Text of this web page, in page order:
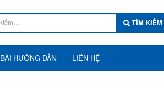
TÌM KIẾM
BÀI HƯỚNG DẪN LIÊN HỆ